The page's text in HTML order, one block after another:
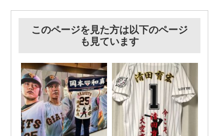
このページを見た方は以下のページ
も見ています